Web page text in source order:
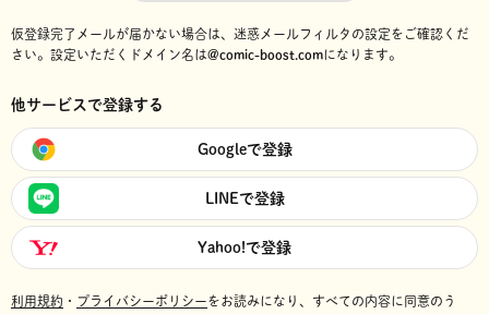
仮登録完了メールが届かない場合は、迷惑メールフィルタの設定をご確認くだ
さい。 設定いただくドメイン名は@comic-boost.comになります。
他サービスで登録する
Googleで登録
LINEで登録
Yahoo!で登録
利用規約 ・ プライバシーポリシーをお読みになり、 すべての内容に同意のう